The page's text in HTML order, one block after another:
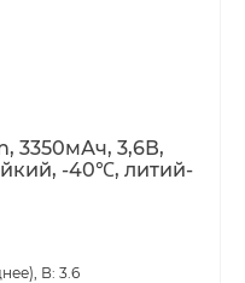
3350мАч, 3,6В,
-40℃, литий-
В: 3.6